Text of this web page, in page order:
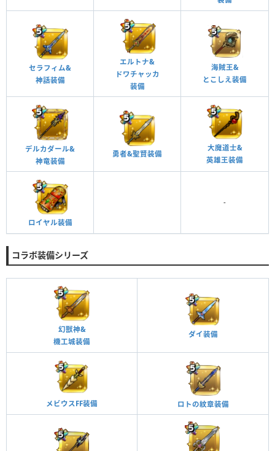
セラフィム&
神話装備
エルトナ&
ドワチャッカ
装備
海賊王&
とこしえ装備
デルカダール&
神竜装備
勇者&聖賢装備
大魔道士&
英雄王装備
ロイヤル装備
-
コラボ装備シリーズ
幻獣神&
機工城装備
ダイ装備
メビウスFF装備 ロトの紋章装備